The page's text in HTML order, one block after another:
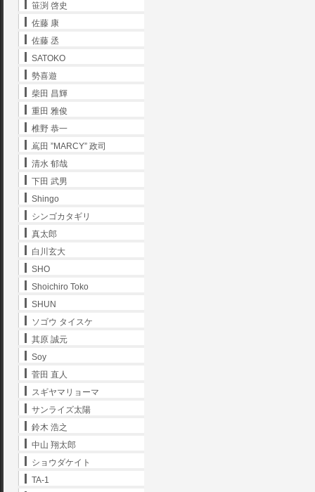
笹渕 啓史
佐藤 康
佐藤 丞
SATOKO
勢喜遊
柴田 昌輝
重田 雅俊
椎野 恭一
嶌田 ”MARCY” 政司
清水 郁哉
下田 武男
Shingo
シンゴカタギリ
真太郎
白川玄大
SHO
Shoichiro Toko
SHUN
ソゴウ タイスケ
其原 誠元
Soy
菅田 直人
スギヤマリョーマ
サンライズ太陽
鈴木 浩之
中山 翔太郎
ショウダケイト
TA-1